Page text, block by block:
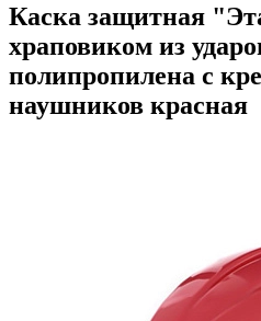
Каска защитная
храповиком из
полипропилена с
наушников красная